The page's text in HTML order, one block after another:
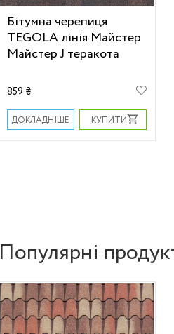
Бітумна черепиця
TEGOLA лінія Майстер
Майстер J теракота
859 ₴
ДОКЛАДНІШЕ КУПИТИ
Популярні